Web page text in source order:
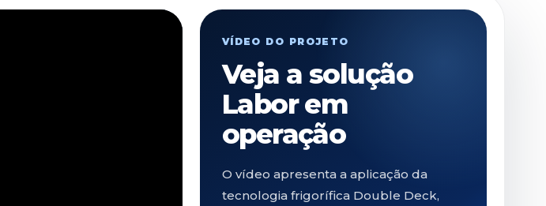
VÍDEO DO PROJETO
Veja a solução
Labor em
operação
O vídeo apresenta a aplicação da
tecnologia frigorífica Double Deck,